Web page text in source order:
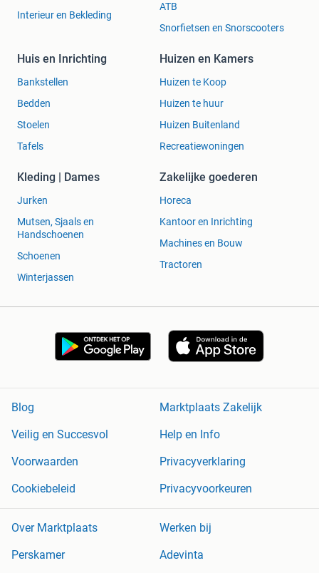
Interieur en Bekleding
ATB
Snorfietsen en Snorscooters
Huis en Inrichting
Bankstellen
Bedden
Stoelen
Tafels
Huizen en Kamers
Huizen te Koop
Huizen te huur
Huizen Buitenland
Recreatiewoningen
Kleding | Dames
Jurken
Mutsen, Sjaals en
Handschoenen
Schoenen
Winterjassen
Zakelijke goederen
Horeca
Kantoor en Inrichting
Machines en Bouw
Tractoren
Blog
Marktplaats Zakelijk
Veilig en Succesvol
Help en Info
Voorwaarden
Privacyverklaring
Cookiebeleid
Privacyvoorkeuren
Over Marktplaats
Werken bij
Perskamer
Adevinta